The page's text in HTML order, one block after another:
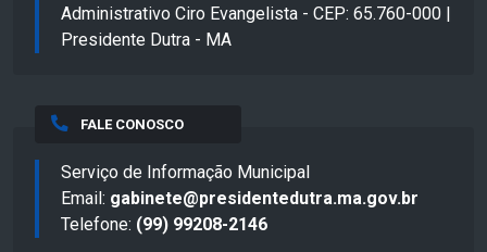
Administrativo Ciro Evangelista - CEP: 65.760-000 |
Presidente Dutra - MA
FALE CONOSCO
Serviço de Informação Municipal
Email: gabinete@presidentedutra.ma.gov.br
Telefone: (99) 99208-2146